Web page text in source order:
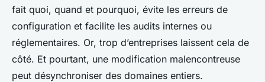
fait quoi, quand et pourquoi, évite les erreurs de
configuration et facilite les audits internes ou
réglementaires. Or, trop d’entreprises laissent cela de
côté. Et pourtant, une modification malencontreuse
peut désynchroniser des domaines entiers.